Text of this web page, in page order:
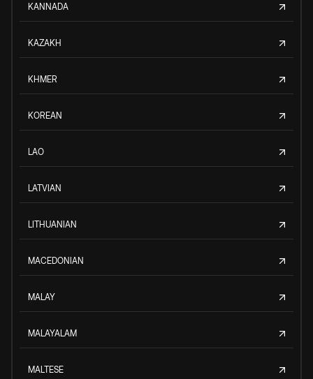
KANNADA
KAZAKH
KHMER
KOREAN
LAO
LATVIAN
LITHUANIAN
MACEDONIAN
MALAY
MALAYALAM
MALTESE